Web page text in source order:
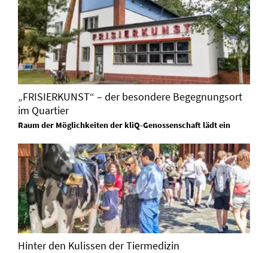
„FRISIERKUNST“ – der besondere Begegnungsort
im Quartier
Raum der Möglichkeiten der kliQ-Genossenschaft lädt ein
Hinter den Kulissen der Tiermedizin